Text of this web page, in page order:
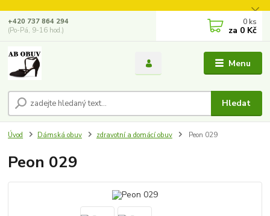
Menu
Hledat
+420 737 864 294
(Po-Pá, 9-16 hod.)
0 ks
za 0 Kč
Úvod Dámská obuv zdravotní a domácí obuv Peon 029
Peon 029